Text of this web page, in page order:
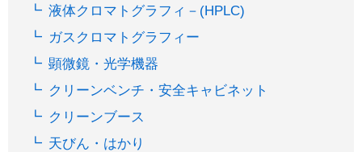
液体クロマトグラフィ－(HPLC)
ガスクロマトグラフィー
顕微鏡・光学機器
クリーンベンチ・安全キャビネット
クリーンブース
天びん・はかり